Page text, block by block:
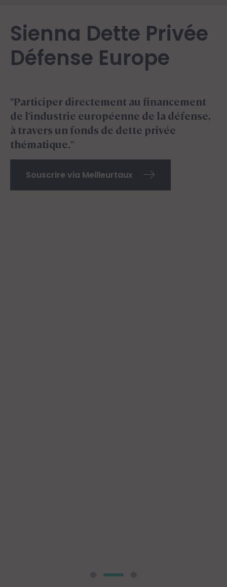
Sienna Dette Privée
Défense Europe
"Participer directement au financement
de l'industrie européenne de la défense,
à travers un fonds de dette privée
thématique."
Souscrire via Meilleurtaux